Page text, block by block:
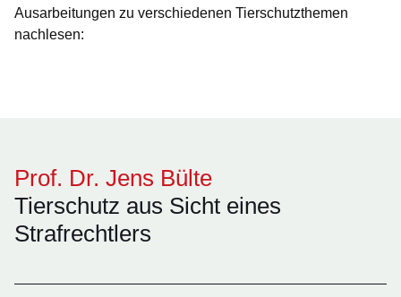
Ausarbeitungen zu verschiedenen Tierschutzthemen
nachlesen:
Prof. Dr. Jens Bülte
Tierschutz aus Sicht eines
Strafrechtlers